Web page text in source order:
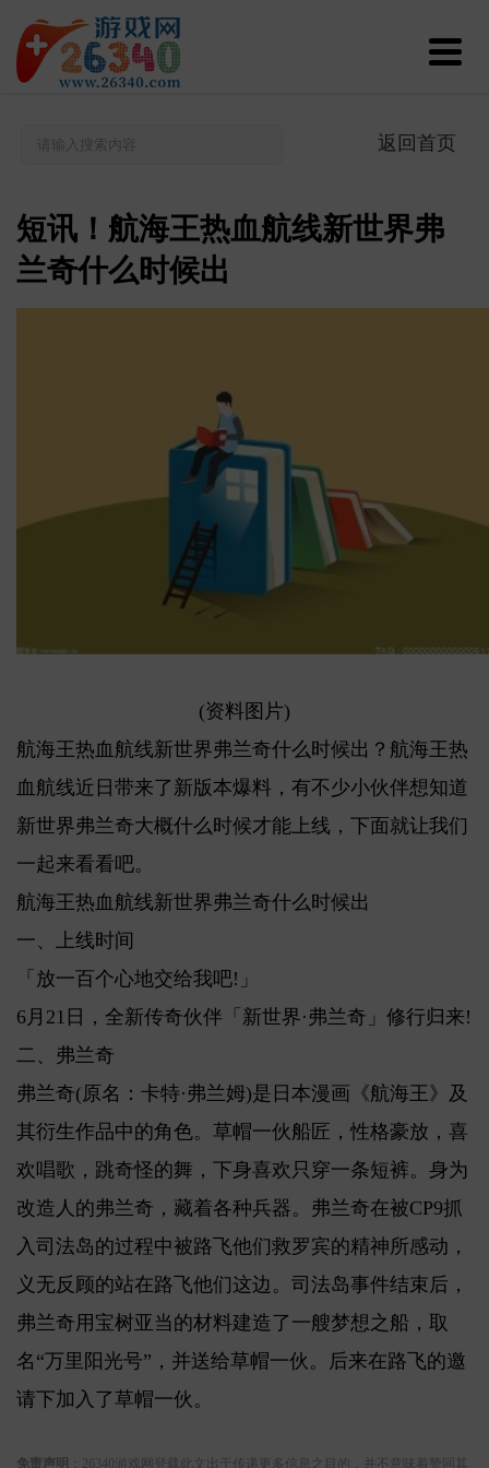
返回首页
短讯！航海王热血航线新世界弗
兰奇什么时候出
(资料图片)
航海王热血航线新世界弗兰奇什么时候出？航海王热
血航线近日带来了新版本爆料，有不少小伙伴想知道
新世界弗兰奇大概什么时候才能上线，下面就让我们
一起来看看吧。
航海王热血航线新世界弗兰奇什么时候出
一、上线时间
「放一百个心地交给我吧!」
6月21日，全新传奇伙伴「新世界·弗兰奇」修行归来!
二、弗兰奇
弗兰奇(原名：卡特·弗兰姆)是日本漫画《航海王》及
其衍生作品中的角色。草帽一伙船匠，性格豪放，喜
欢唱歌，跳奇怪的舞，下身喜欢只穿一条短裤。身为
改造人的弗兰奇，藏着各种兵器。弗兰奇在被CP9抓
入司法岛的过程中被路飞他们救罗宾的精神所感动，
义无反顾的站在路飞他们这边。司法岛事件结束后，
弗兰奇用宝树亚当的材料建造了一艘梦想之船，取
名“万里阳光号”，并送给草帽一伙。后来在路飞的邀
请下加入了草帽一伙。
免责声明
：26340游戏网登载此文出于传递更多信息之目的，并不意味着赞同其